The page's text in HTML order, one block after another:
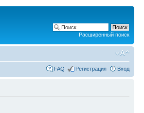
Расширенный поиск
FAQ Регистрация Вход